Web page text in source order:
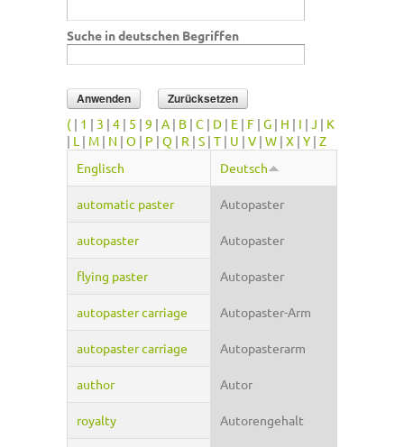
Suche in deutschen Begriffen
( | 1 | 3 | 4 | 5 | 9 | A | B | C | D | E | F | G | H | I | J | K
| L | M | N | O | P | Q | R | S | T | U | V | W | X | Y | Z
Englisch
Deutsch
automatic paster Autopaster
autopaster Autopaster
flying paster Autopaster
autopaster carriage Autopaster-Arm
autopaster carriage Autopasterarm
author Autor
royalty Autorengehalt